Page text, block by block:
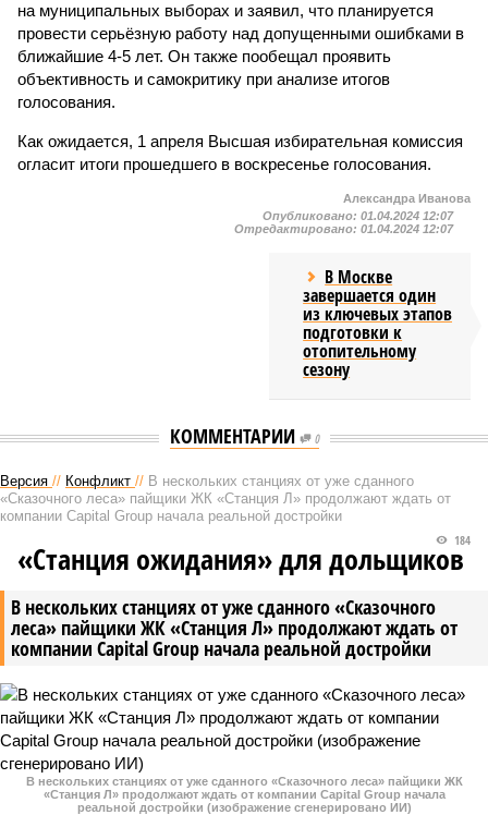
на муниципальных выборах и заявил, что планируется
провести серьёзную работу над допущенными ошибками в
ближайшие 4-5 лет. Он также пообещал проявить
объективность и самокритику при анализе итогов
голосования.
Как ожидается, 1 апреля Высшая избирательная комиссия
огласит итоги прошедшего в воскресенье голосования.
Александра Иванова
Опубликовано: 01.04.2024 12:07
Отредактировано: 01.04.2024 12:07
В Москве
завершается один
из ключевых этапов
подготовки к
отопительному
сезону
КОММЕНТАРИИ 0
Версия // Конфликт // В нескольких станциях от уже сданного
«Сказочного леса» пайщики ЖК «Станция Л» продолжают ждать от
компании Capital Group начала реальной достройки
В нескольких станциях от уже сданного «Сказочного
леса» пайщики ЖК «Станция Л» продолжают ждать от
компании Capital Group начала реальной достройки
184
«Станция ожидания» для дольщиков
В нескольких станциях от уже сданного «Сказочного леса» пайщики ЖК
«Станция Л» продолжают ждать от компании Capital Group начала
реальной достройки (изображение сгенерировано ИИ)